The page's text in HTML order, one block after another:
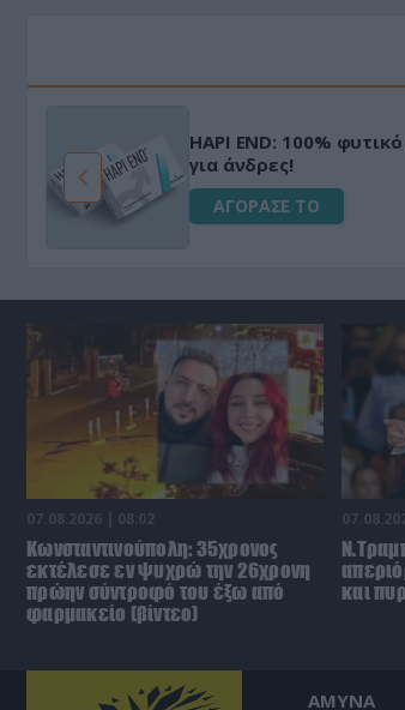
HAPI END: 100%
για άνδρες!
ΑΓΟΡΑΣΕ ΤΟ
07.08.2026 | 08:02
Κωνσταντινούπολη: 35χρονος
εκτέλεσε εν ψυχρώ την 26χρονη
πρώην σύντροφό του έξω από
φαρμακείο (βίντεο)
και
ΑΜΥΝΑ